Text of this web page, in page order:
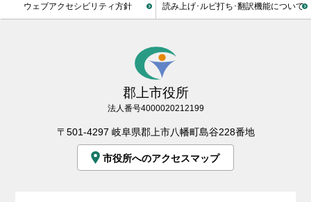
ウェブアクセシビリティ方針 読み上げ･ルビ打ち･翻訳機能について
郡上市役所
法人番号4000020212199
〒501-4297 岐阜県郡上市八幡町島谷228番地
市役所へのアクセスマップ